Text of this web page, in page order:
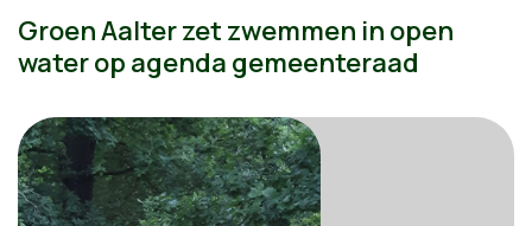
Groen Aalter zet zwemmen in open
water op agenda gemeenteraad